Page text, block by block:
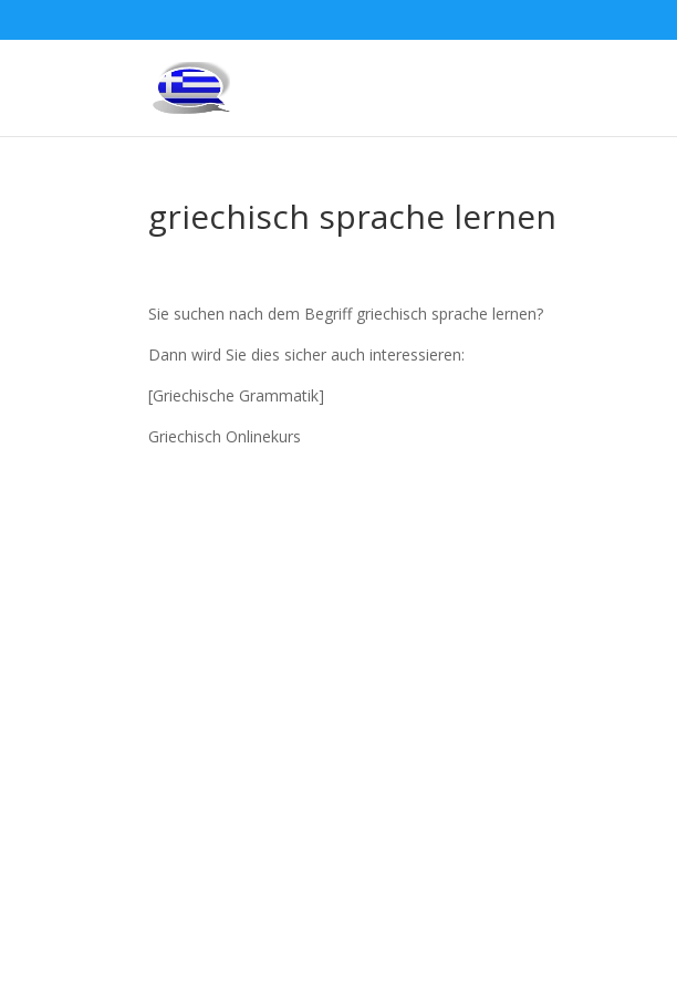
griechisch sprache lernen
Sie suchen nach dem Begriff griechisch sprache lernen?
Dann wird Sie dies sicher auch interessieren:
[Griechische Grammatik]
Griechisch Onlinekurs